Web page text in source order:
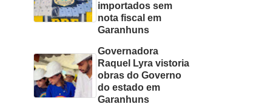
importados sem
nota fiscal em
Garanhuns
Governadora
Raquel Lyra vistoria
obras do Governo
do estado em
Garanhuns